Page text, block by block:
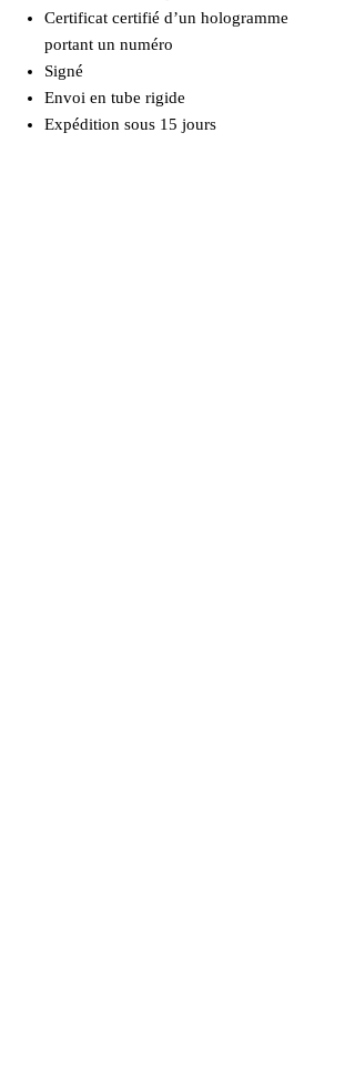
Certificat certifié d’un hologramme
portant un numéro
Signé
Envoi en tube rigide
Expédition sous 15 jours